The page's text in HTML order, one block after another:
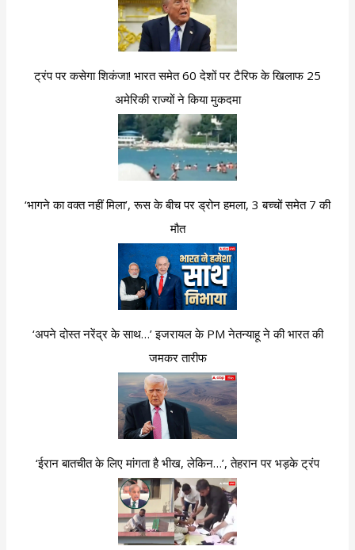
ट्रंप पर कसेगा शिकंजा! भारत समेत 60 देशों पर टैरिफ के खिलाफ 25
अमेरिकी राज्यों ने किया मुकदमा
‘भागने का वक्त नहीं मिला’, रूस के बीच पर ड्रोन हमला, 3 बच्चों समेत 7 की
मौत
‘अपने दोस्त नरेंद्र के साथ…’ इजरायल के PM नेतन्याहू ने की भारत की
जमकर तारीफ
‘ईरान बातचीत के लिए मांगता है भीख, लेकिन…’, तेहरान पर भड़के ट्रंप